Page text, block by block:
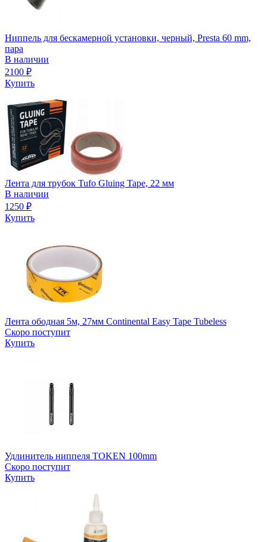
Ниппель для бескамерной установки, черный, Presta 60 mm,
пара
В наличии
2100 ₽
Купить
Лента для трубок Tufo Gluing Tape, 22 мм
В наличии
1250 ₽
Купить
Лента ободная 5м, 27мм Continental Easy Tape Tubeless
Скоро поступит
Купить
Удлинитель ниппеля TOKEN 100mm
Скоро поступит
Купить